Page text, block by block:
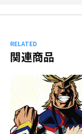
RELATED
関連商品